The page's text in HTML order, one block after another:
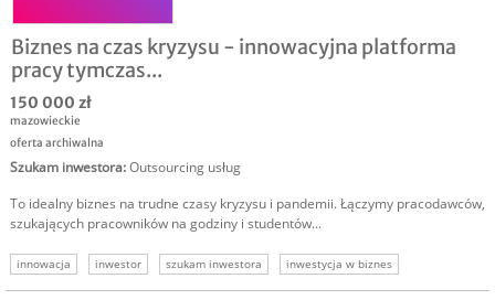
Biznes na czas kryzysu - innowacyjna platforma
pracy tymczas...
150 000 zł
mazowieckie
oferta archiwalna
Szukam inwestora:Outsourcing usług
To idealny biznes na trudne czasy kryzysu i pandemii. Łączymy pracodawców,
szukających pracowników na godziny i studentów...
innowacja inwestor szukam inwestora
inwestycja w biznes
inwestor do firmy